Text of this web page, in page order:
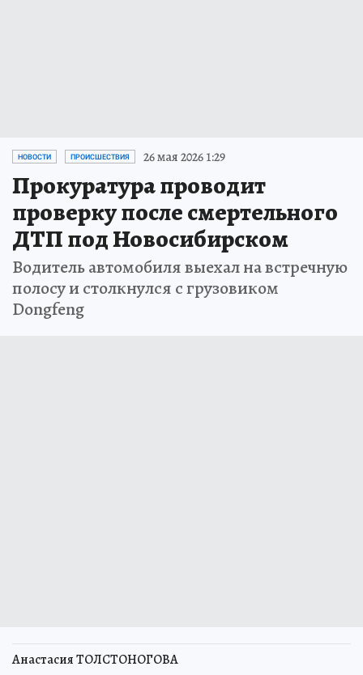
НОВОСТИ ПРОИСШЕСТВИЯ 26 мая 2026 1:29
Прокуратура проводит
проверку после смертельного
ДТП под Новосибирском
Водитель автомобиля выехал на встречную
полосу и столкнулся с грузовиком
Dongfeng
Анастасия ТОЛСТОНОГОВА